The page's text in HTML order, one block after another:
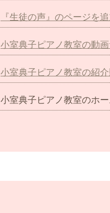
『生徒の声』のページを
小室典子ピアノ教室の動
小室典子ピアノ教室の紹
小室典子ピアノ教室のホ